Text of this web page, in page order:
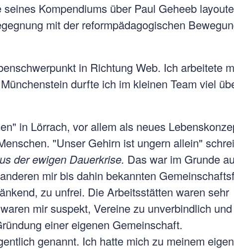
Kompendiums über Paul Geheeb
mit der reformpädagogischen
in Richtung Web. Ich arbeitete
durfte ich im kleinen Team viel
in Lörrach, vor allem als neues
"Unser Gehirn ist ungern allein"
der ewigen Dauerkrise. Das war im Grunde
mir bis dahin bekannten
zu unfrei. Die Arbeitsstätten waren sehr
mir suspekt, Vereine zu unverbindlich und
einer eigenen Gemeinschaft.
genannt. Ich hatte mich zu meinem